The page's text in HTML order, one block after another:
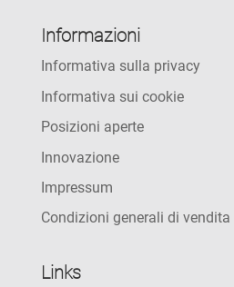
Informazioni
Informativa sulla privacy
Informativa sui cookie
Posizioni aperte
Innovazione
Impressum
Condizioni generali di vendita
Links